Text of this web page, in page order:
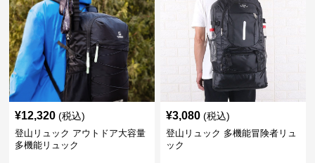
¥12,320 (税込)
登山リュック アウトドア大容量
多機能リュック
¥3,080 (税込)
登山リュック 多機能冒険者リュ
ック